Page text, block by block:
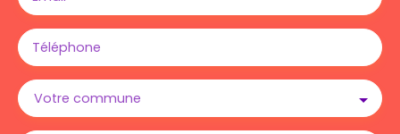
Téléphone
Votre commune